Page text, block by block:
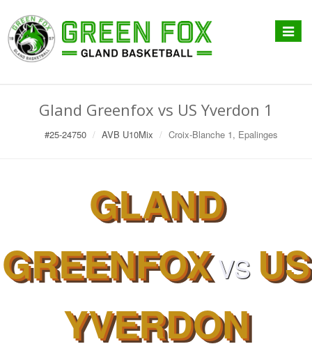
Afficher
menu
Gland Greenfox vs US Yverdon 1
#25-24750 AVB U10Mix Croix-Blanche 1, Epalinges
GLAND
GREENFOX VS US
YVERDON